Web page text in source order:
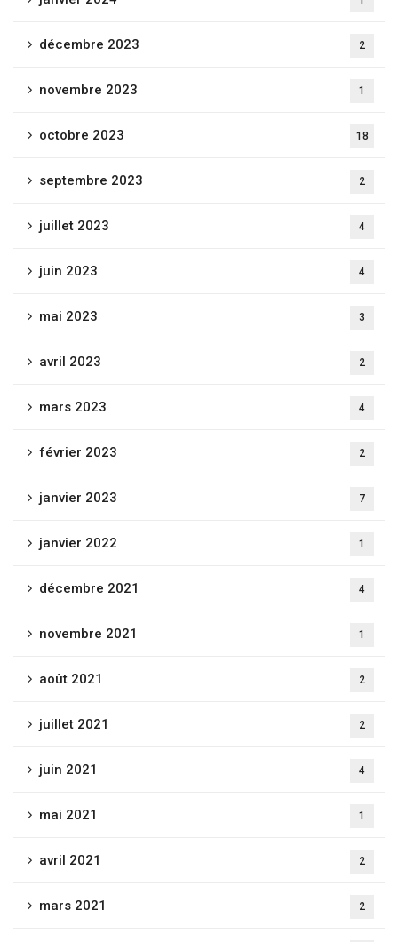
décembre 2023 2
novembre 2023 1
octobre 2023 18
septembre 2023 2
juillet 2023 4
juin 2023 4
mai 2023 3
avril 2023 2
mars 2023 4
février 2023 2
janvier 2023 7
janvier 2022 1
décembre 2021 4
novembre 2021 1
août 2021 2
juillet 2021 2
juin 2021 4
mai 2021 1
avril 2021 2
mars 2021 2